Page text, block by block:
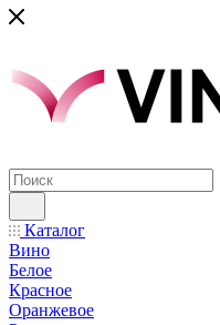
Каталог
Вино
Белое
Красное
Оранжевое